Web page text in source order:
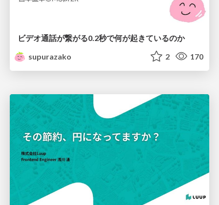
ビデオ通話が繋がる0.2秒で何が起きているのか
supurazako
2 170